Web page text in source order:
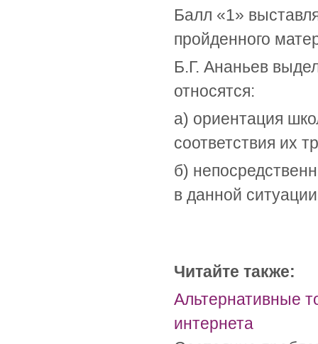
Балл «1»
пройденного
Б.Г. Ананьев
относятся:
а) ориентация
соответствия их
б)
в данной
Читайте также:
Альтернативные
интернета